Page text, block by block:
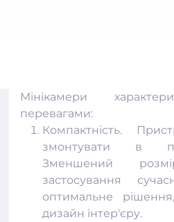
Мінікамери
перевагами:
Компактність.
змонтувати в
Зменшений
застосування
оптимальне
дизайн інтер'єру.